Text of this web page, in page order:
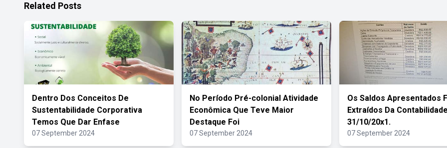
Related Posts
Dentro Dos Conceitos De
Sustentabilidade Corporativa
Temos Que Dar Enfase
07 September 2024
No Período Pré-colonial Atividade
Econômica Que Teve Maior
Destaque Foi
07 September 2024
Os Saldos Apresentados
Extraídos Da
31/10/20x1.
07 September 2024